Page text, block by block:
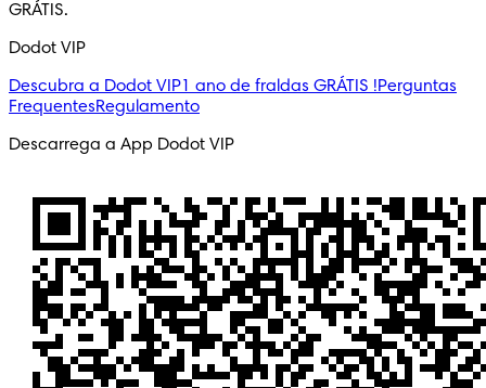
GRÁTIS.
Dodot VIP
Descubra a Dodot VIP1 ano de fraldas GRÁTIS !Perguntas
FrequentesRegulamento
Descarrega a App Dodot VIP